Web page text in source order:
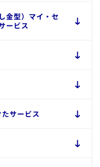
金型）マイ・セ
ービス
サービス